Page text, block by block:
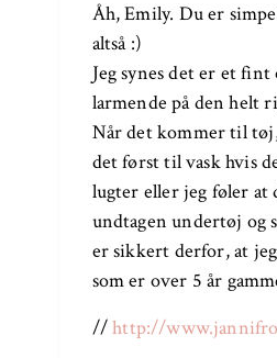
Åh, Emily. Du er
altså :)
Jeg synes det er et
larmende på den helt
Når det kommer til
det først til vask hvis
lugter eller jeg føler
undtagen undertøj og
er sikkert derfor, at
som er over 5 år
//http://